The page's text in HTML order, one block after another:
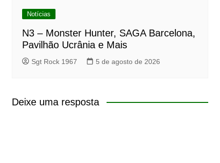
Notícias
N3 – Monster Hunter, SAGA Barcelona,
Pavilhão Ucrânia e Mais
Sgt Rock 1967 5 de agosto de 2026
Deixe uma resposta